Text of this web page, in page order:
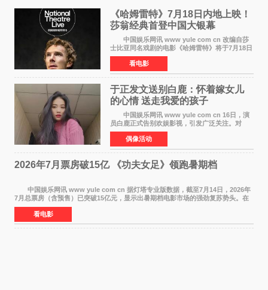
《哈姆雷特》7月18日内地上映！
莎翁经典首登中国大银幕
中国娱乐网讯 www yule com cn 改编自莎
士比亚同名戏剧的电影《哈姆雷特》将于7月18日
在中国内地上映。这部跨越四百年的文学经典被
搬上大银幕，为观众带来一场视觉与听觉的双重
盛宴。 《
看电影
于正发文送别白鹿：怀着嫁女儿
的心情 送走我爱的孩子
中国娱乐网讯 www yule com cn 16日，演
员白鹿正式告别欢娱影视，引发广泛关注。对
此，欢娱影视创始人于正在社交平台发文回应，
字里行间流露不舍与祝福。 于正透露，以前
每次有演员到期不
偶像活动
2026年7月票房破15亿 《功夫女足》领跑暑期档
中国娱乐网讯 www yule com cn 据灯塔专业版数据，截至7月14日，2026年
7月总票房（含预售）已突破15亿元，显示出暑期档电影市场的强劲复苏势头。在
众多上映影片中，《功夫女足》《小黄人与大
看电影